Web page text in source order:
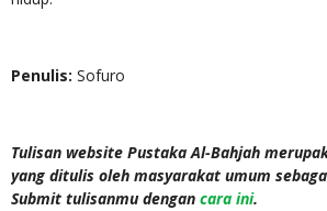
Penulis: Sofuro
Tulisan website Pustaka Al-Bahjah
yang ditulis oleh masyarakat umum
Submit tulisanmu dengan cara ini.